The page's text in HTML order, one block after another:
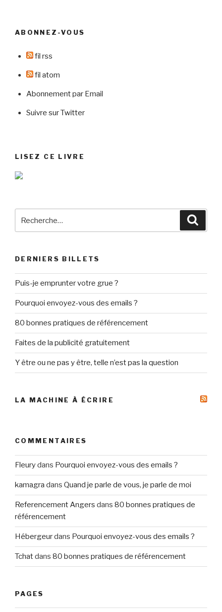
ABONNEZ-VOUS
fil rss
fil atom
Abonnement par Email
Suivre sur Twitter
LISEZ CE LIVRE
DERNIERS BILLETS
Puis-je emprunter votre grue ?
Pourquoi envoyez-vous des emails ?
80 bonnes pratiques de référencement
Faites de la publicité gratuitement
Y être ou ne pas y être, telle n’est pas la question
LA MACHINE À ÉCRIRE
COMMENTAIRES
Fleurydans Pourquoi envoyez-vous des emails ?
kamagra dans Quand je parle de vous, je parle de moi
Referencement Angers dans 80 bonnes pratiques de
référencement
Hébergeurdans Pourquoi envoyez-vous des emails ?
Tchatdans 80 bonnes pratiques de référencement
PAGES